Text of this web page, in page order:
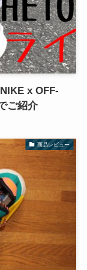
x OFF-
ご紹介
商品レビュー